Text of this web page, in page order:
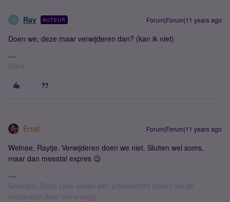
R Ray AUTEUR Forum|Forum|11 years ago
Doen we, deze maar verwijderen dan? (kan ik niet)
Klant
Ernst Forum|Forum|11 years ago
Welnee, Raytje. Verwijderen doen we niet. Sluiten wel soms,
maar dan meestal expres 😉
Groetjes, Ernst (aub alleen een privébericht sturen als de
moderator daar om vraagt)